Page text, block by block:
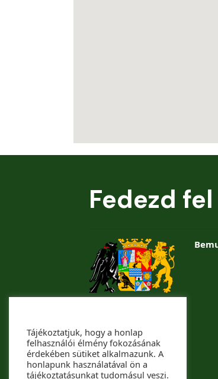
Fedezd fel
Tájékoztatjuk, hogy a honlap
felhasználói élmény fokozásának
érdekében sütiket alkalmazunk. A
honlapunk használatával ön a
tájékoztatásunkat tudomásul veszi.